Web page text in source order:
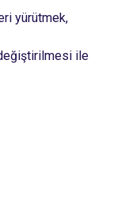
yürütmek,
değiştirilmesi ile